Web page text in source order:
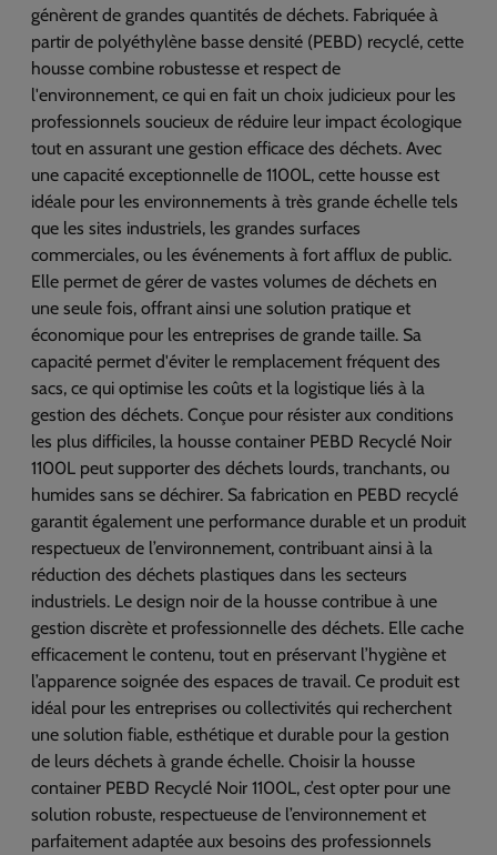
génèrent de grandes quantités de déchets. Fabriquée à
partir de polyéthylène basse densité (PEBD) recyclé, cette
housse combine robustesse et respect de
l'environnement, ce qui en fait un choix judicieux pour les
professionnels soucieux de réduire leur impact écologique
tout en assurant une gestion efficace des déchets. Avec
une capacité exceptionnelle de 1100L, cette housse est
idéale pour les environnements à très grande échelle tels
que les sites industriels, les grandes surfaces
commerciales, ou les événements à fort afflux de public.
Elle permet de gérer de vastes volumes de déchets en
une seule fois, offrant ainsi une solution pratique et
économique pour les entreprises de grande taille. Sa
capacité permet d'éviter le remplacement fréquent des
sacs, ce qui optimise les coûts et la logistique liés à la
gestion des déchets. Conçue pour résister aux conditions
les plus difficiles, la housse container PEBD Recyclé Noir
1100L peut supporter des déchets lourds, tranchants, ou
humides sans se déchirer. Sa fabrication en PEBD recyclé
garantit également une performance durable et un produit
respectueux de l’environnement, contribuant ainsi à la
réduction des déchets plastiques dans les secteurs
industriels. Le design noir de la housse contribue à une
gestion discrète et professionnelle des déchets. Elle cache
efficacement le contenu, tout en préservant l’hygiène et
l’apparence soignée des espaces de travail. Ce produit est
idéal pour les entreprises ou collectivités qui recherchent
une solution fiable, esthétique et durable pour la gestion
de leurs déchets à grande échelle. Choisir la housse
container PEBD Recyclé Noir 1100L, c’est opter pour une
solution robuste, respectueuse de l’environnement et
parfaitement adaptée aux besoins des professionnels